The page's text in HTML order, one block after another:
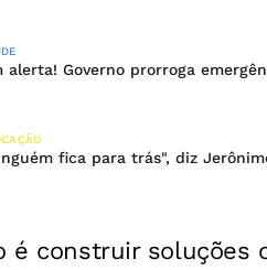
alerta! Governo prorroga
fica para trás", diz
é construir soluções